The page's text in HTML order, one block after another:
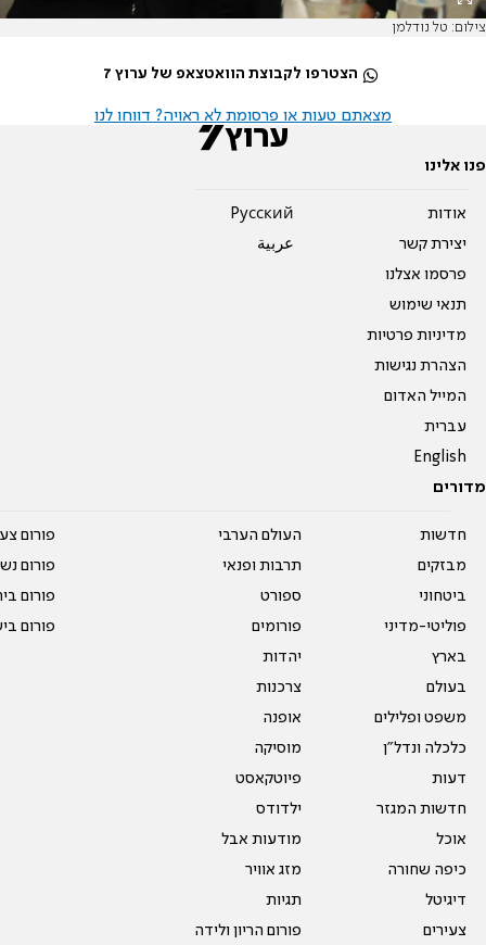
צילום: טל נודלמן
הצטרפו לקבוצת הוואטצאפ של ערוץ 7
מצאתם טעות או פרסומת לא ראויה? דווחו לנו
פנו אלינו
אודות
יצירת קשר
פרסמו אצלנו
תנאי שימוש
מדיניות פרטיות
הצהרת נגישות
המייל האדום
עברית
English
Pусский
عربية
מדורים
חדשות
מבזקים
ביטחוני
פוליטי-מדיני
בארץ
בעולם
משפט ופלילים
כלכלה ונדל"ן
דעות
חדשות המגזר
אוכל
כיפה שחורה
דיגיטל
צעירים
העולם הערבי
תרבות ופנאי
ספורט
פורומים
יהדות
צרכנות
אופנה
מוסיקה
פיוטקאסט
ילדודס
מודעות אבל
מזג אוויר
תגיות
פורום הריון ולידה
פורום
פורום
פורום
פורום